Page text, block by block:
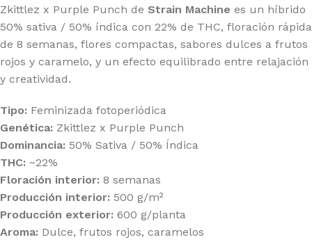
Zkittlez x Purple Punch de Strain Machine es un híbrido
50% sativa / 50% índica con 22% de THC, floración rápida
de 8 semanas, flores compactas, sabores dulces a frutos
rojos y caramelo, y un efecto equilibrado entre relajación
y creatividad.
Tipo: Feminizada fotoperiódica
Genética: Zkittlez x Purple Punch
Dominancia: 50% Sativa / 50% Índica
THC: ~22%
Floración interior: 8 semanas
Producción interior: 500 g/m²
Producción exterior: 600 g/planta
Aroma: Dulce, frutos rojos, caramelos